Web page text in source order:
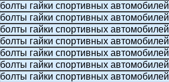
болты гайки спортивных автомобилей
болты гайки спортивных автомобилей
болты гайки спортивных автомобилей
болты гайки спортивных автомобилей
болты гайки спортивных автомобилей
болты гайки спортивных автомобилей
болты гайки спортивных автомобилей